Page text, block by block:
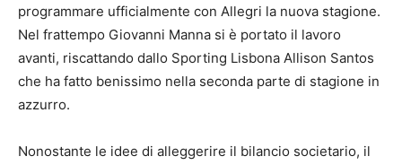
programmare ufficialmente con Allegri la nuova stagione.
Nel frattempo Giovanni Manna si è portato il lavoro
avanti, riscattando dallo Sporting Lisbona Allison Santos
che ha fatto benissimo nella seconda parte di stagione in
azzurro.
Nonostante le idee di alleggerire il bilancio societario, il